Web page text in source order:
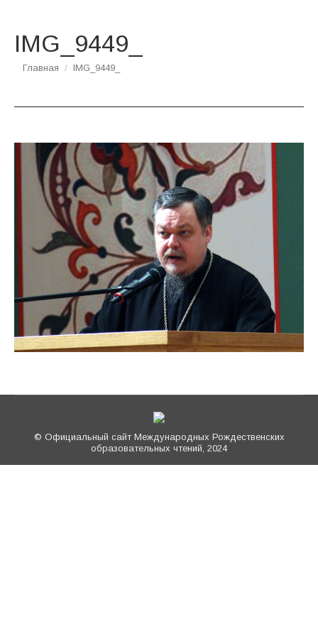
IMG_9449_
Вы здесь:
Главная IMG_9449_
© Официальный сайт Международных Рождественских
образовательных чтений, 2024